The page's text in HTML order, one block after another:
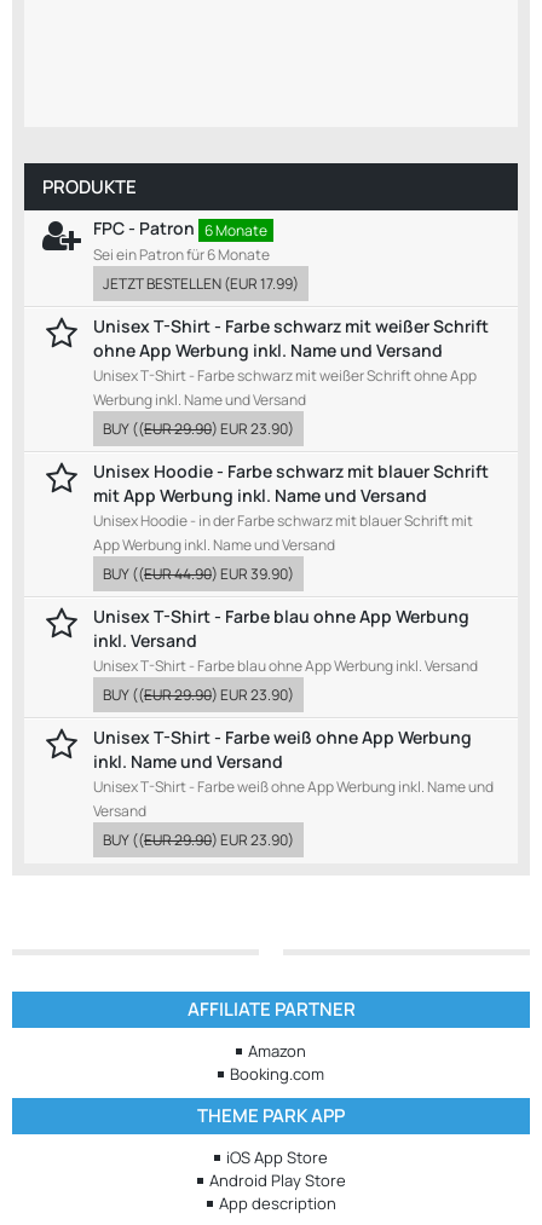
PRODUKTE
FPC - Patron 6 Monate
Sei ein Patron für 6 Monate
JETZT BESTELLEN(EUR 17.99)
Unisex T-Shirt - Farbe schwarz mit weißer Schrift
ohne App Werbung inkl. Name und Versand
Unisex T-Shirt - Farbe schwarz mit weißer Schrift ohne App
Werbung inkl. Name und Versand
BUY((EUR 29.90)EUR 23.90)
Unisex Hoodie - Farbe schwarz mit blauer Schrift
mit App Werbung inkl. Name und Versand
Unisex Hoodie - in der Farbe schwarz mit blauer Schrift mit
App Werbung inkl. Name und Versand
BUY((EUR 44.90)EUR 39.90)
Unisex T-Shirt - Farbe blau ohne App Werbung
inkl. Versand
Unisex T-Shirt - Farbe blau ohne App Werbung inkl. Versand
BUY((EUR 29.90)EUR 23.90)
Unisex T-Shirt - Farbe weiß ohne App Werbung
inkl. Name und Versand
Unisex T-Shirt - Farbe weiß ohne App Werbung inkl. Name und
Versand
BUY((EUR 29.90)EUR 23.90)
AFFILIATE PARTNER
Amazon
Booking.com
THEME PARK APP
iOS App Store
Android Play Store
App description